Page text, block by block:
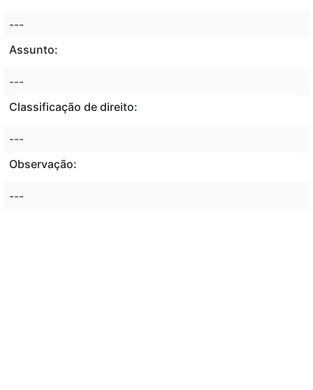
---
Assunto:
---
Classificação de direito:
---
Observação:
---